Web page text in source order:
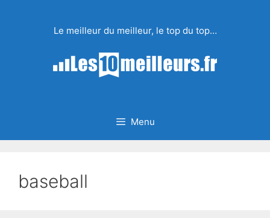
Le meilleur du meilleur, le top du top…
Menu
baseball